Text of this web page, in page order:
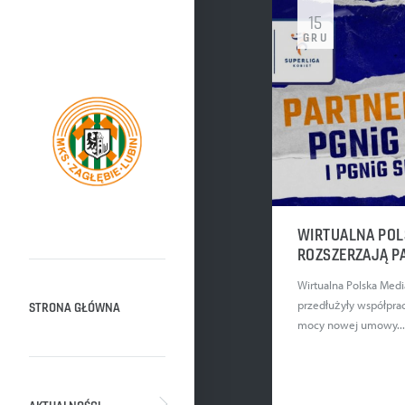
STRONA GŁÓWNA
WIRTUALNA
ROZSZERZAJĄ
Wirtualna Polska
przedłużyły
mocy nowej umowy...
15
GRU